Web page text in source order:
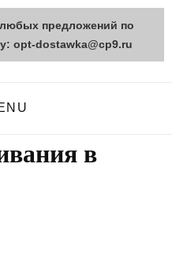
в
предложений по
opt-dostawka@cp9.ru